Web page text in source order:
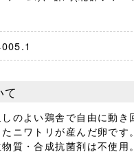
のよい鶏舎で自由に動き
ニワトリが産んだ卵です
質・合成抗菌剤は不使用